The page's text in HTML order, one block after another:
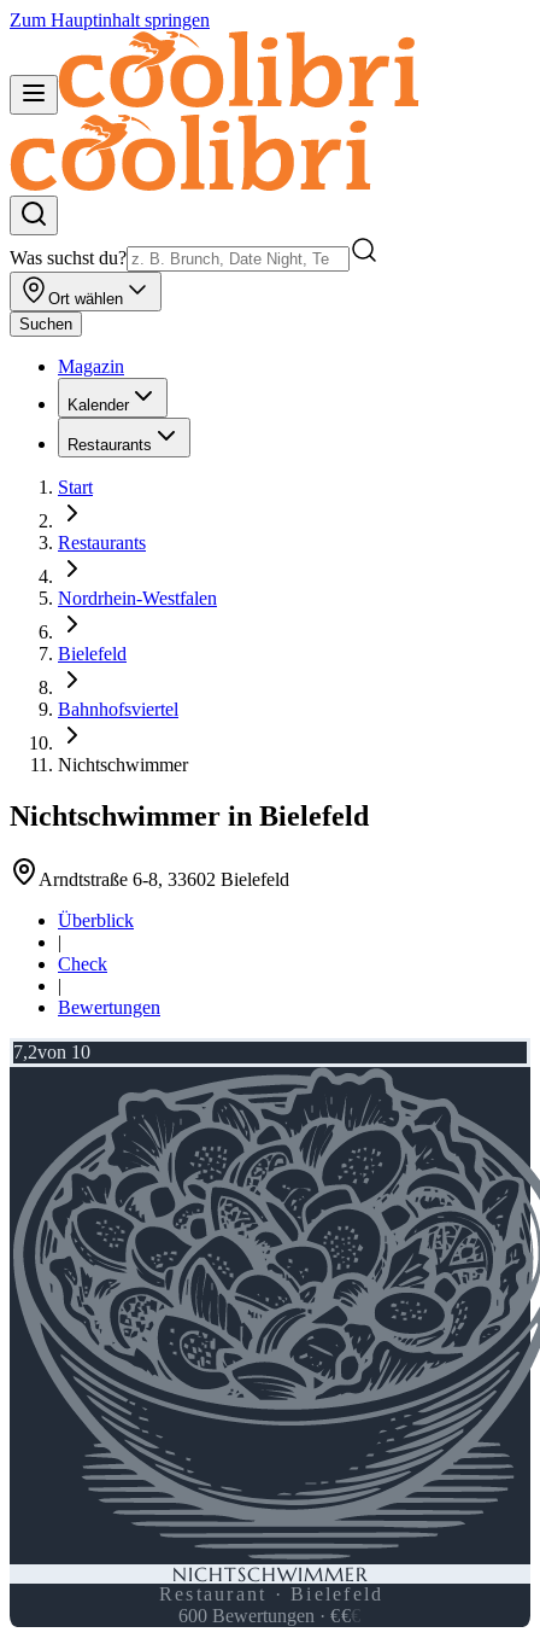
Zum Hauptinhalt springen
Was suchst du?
Ort wählen
Suchen
Magazin
Kalender
Restaurants
Start
Restaurants
Nordrhein-Westfalen
Bielefeld
Bahnhofsviertel
Nichtschwimmer
Nichtschwimmer in Bielefeld
Arndtstraße 6-8, 33602 Bielefeld
Überblick
|
Check
|
Bewertungen
7,2von 10
NICHTSCHWIMMER
Restaurant · Bielefeld
600 Bewertungen ·€€€